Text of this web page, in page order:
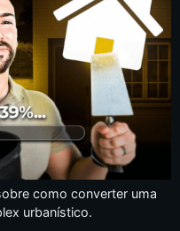
como converter uma
urbanístico.